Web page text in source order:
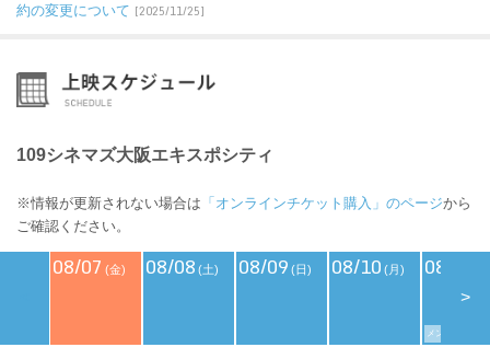
約の変更について [2025/11/25]
109シネマズ大阪エキスポシティ
※情報が更新されない場合は 「オンラインチケット購入」のページから
ご確認ください。
08/07 (金) 08/08 (土) 08/09 (日) 08/10 (月) 08/11
メンバーズデイ
>